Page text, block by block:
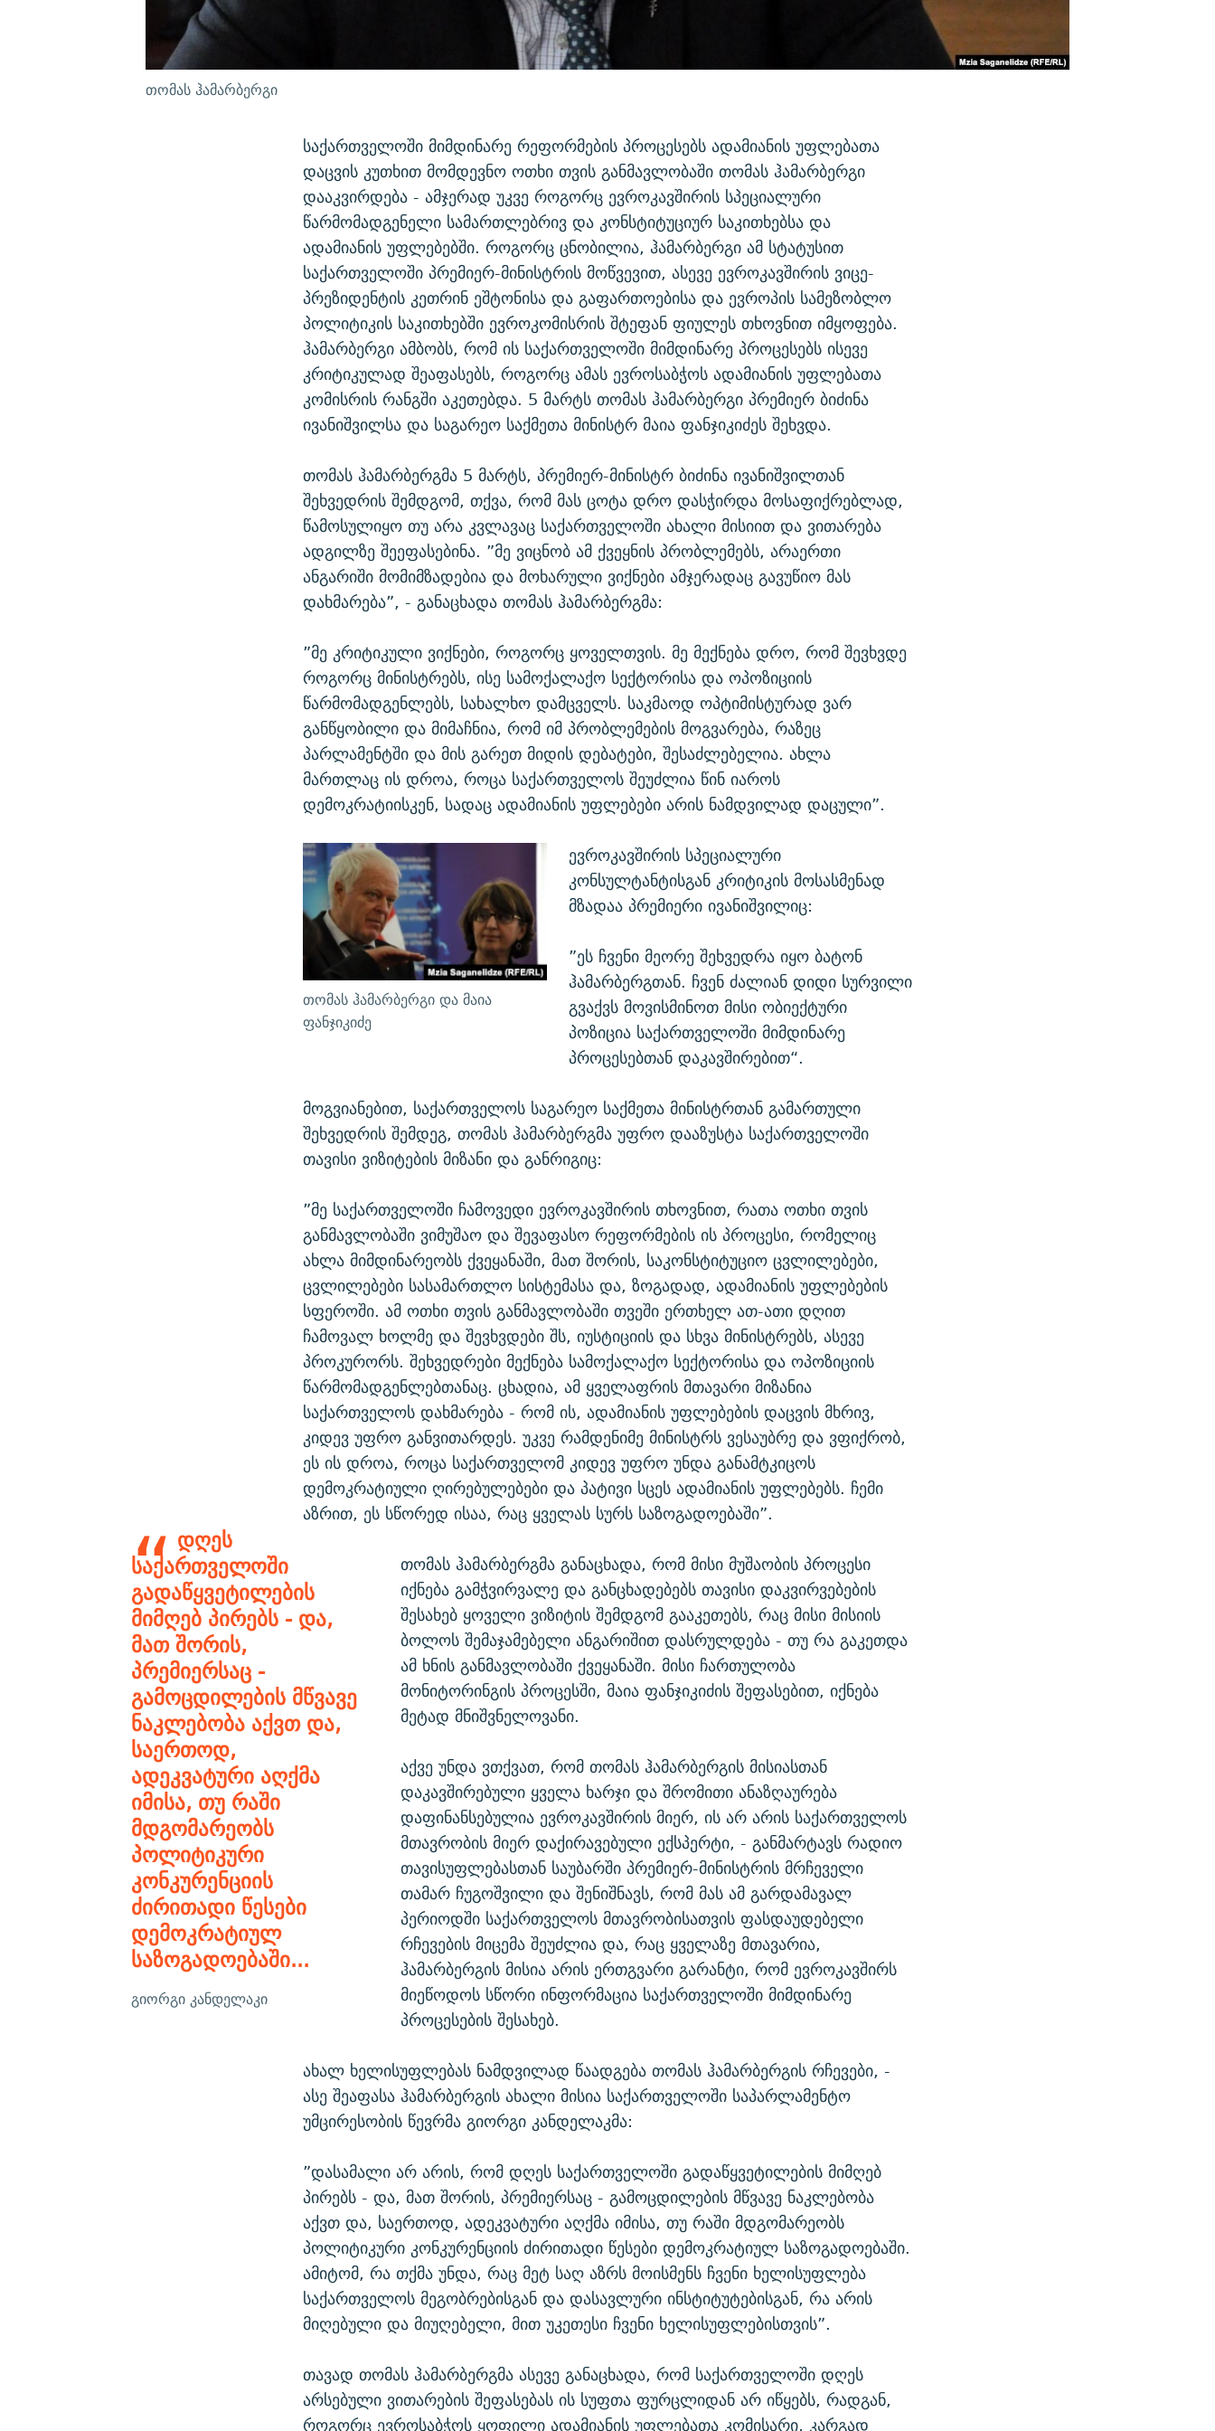
თომას ჰამარბერგი
საქართველოში მიმდინარე რეფორმების პროცესებს ადამიანის უფლებათა
დაცვის კუთხით მომდევნო ოთხი თვის განმავლობაში თომას ჰამარბერგი
დააკვირდება - ამჯერად უკვე როგორც ევროკავშირის სპეციალური
წარმომადგენელი სამართლებრივ და კონსტიტუციურ საკითხებსა და
ადამიანის უფლებებში. როგორც ცნობილია, ჰამარბერგი ამ სტატუსით
საქართველოში პრემიერ-მინისტრის მოწვევით, ასევე ევროკავშირის ვიცე-
პრეზიდენტის კეთრინ ეშტონისა და გაფართოებისა და ევროპის სამეზობლო
პოლიტიკის საკითხებში ევროკომისრის შტეფან ფიულეს თხოვნით იმყოფება.
ჰამარბერგი ამბობს, რომ ის საქართველოში მიმდინარე პროცესებს ისევე
კრიტიკულად შეაფასებს, როგორც ამას ევროსაბჭოს ადამიანის უფლებათა
კომისრის რანგში აკეთებდა. 5 მარტს თომას ჰამარბერგი პრემიერ ბიძინა
ივანიშვილსა და საგარეო საქმეთა მინისტრ მაია ფანჯიკიძეს შეხვდა.
თომას ჰამარბერგმა 5 მარტს, პრემიერ-მინისტრ ბიძინა ივანიშვილთან
შეხვედრის შემდგომ, თქვა, რომ მას ცოტა დრო დასჭირდა მოსაფიქრებლად,
წამოსულიყო თუ არა კვლავაც საქართველოში ახალი მისიით და ვითარება
ადგილზე შეეფასებინა. ”მე ვიცნობ ამ ქვეყნის პრობლემებს, არაერთი
ანგარიში მომიმზადებია და მოხარული ვიქნები ამჯერადაც გავუწიო მას
დახმარება”, - განაცხადა თომას ჰამარბერგმა:
”მე კრიტიკული ვიქნები, როგორც ყოველთვის. მე მექნება დრო, რომ შევხვდე
როგორც მინისტრებს, ისე სამოქალაქო სექტორისა და ოპოზიციის
წარმომადგენლებს, სახალხო დამცველს. საკმაოდ ოპტიმისტურად ვარ
განწყობილი და მიმაჩნია, რომ იმ პრობლემების მოგვარება, რაზეც
პარლამენტში და მის გარეთ მიდის დებატები, შესაძლებელია. ახლა
მართლაც ის დროა, როცა საქართველოს შეუძლია წინ იაროს
დემოკრატიისკენ, სადაც ადამიანის უფლებები არის ნამდვილად დაცული”.
თომას ჰამარბერგი და მაია
ფანჯიკიძე
ევროკავშირის სპეციალური
კონსულტანტისგან კრიტიკის მოსასმენად
მზადაა პრემიერი ივანიშვილიც:
”ეს ჩვენი მეორე შეხვედრა იყო ბატონ
ჰამარბერგთან. ჩვენ ძალიან დიდი სურვილი
გვაქვს მოვისმინოთ მისი ობიექტური
პოზიცია საქართველოში მიმდინარე
პროცესებთან დაკავშირებით“.
მოგვიანებით, საქართველოს საგარეო საქმეთა მინისტრთან გამართული
შეხვედრის შემდეგ, თომას ჰამარბერგმა უფრო დააზუსტა საქართველოში
თავისი ვიზიტების მიზანი და განრიგიც:
”მე საქართველოში ჩამოვედი ევროკავშირის თხოვნით, რათა ოთხი თვის
განმავლობაში ვიმუშაო და შევაფასო რეფორმების ის პროცესი, რომელიც
ახლა მიმდინარეობს ქვეყანაში, მათ შორის, საკონსტიტუციო ცვლილებები,
ცვლილებები სასამართლო სისტემასა და, ზოგადად, ადამიანის უფლებების
სფეროში. ამ ოთხი თვის განმავლობაში თვეში ერთხელ ათ-ათი დღით
ჩამოვალ ხოლმე და შევხვდები შს, იუსტიციის და სხვა მინისტრებს, ასევე
პროკურორს. შეხვედრები მექნება სამოქალაქო სექტორისა და ოპოზიციის
წარმომადგენლებთანაც. ცხადია, ამ ყველაფრის მთავარი მიზანია
საქართველოს დახმარება - რომ ის, ადამიანის უფლებების დაცვის მხრივ,
კიდევ უფრო განვითარდეს. უკვე რამდენიმე მინისტრს ვესაუბრე და ვფიქრობ,
ეს ის დროა, როცა საქართველომ კიდევ უფრო უნდა განამტკიცოს
დემოკრატიული ღირებულებები და პატივი სცეს ადამიანის უფლებებს. ჩემი
აზრით, ეს სწორედ ისაა, რაც ყველას სურს საზოგადოებაში”.
დღეს
საქართველოში
გადაწყვეტილების
მიმღებ პირებს - და,
მათ შორის,
პრემიერსაც -
გამოცდილების მწვავე
ნაკლებობა აქვთ და,
საერთოდ,
ადეკვატური აღქმა
იმისა, თუ რაში
მდგომარეობს
პოლიტიკური
კონკურენციის
ძირითადი წესები
დემოკრატიულ
საზოგადოებაში...
გიორგი კანდელაკი
თომას ჰამარბერგმა განაცხადა, რომ მისი მუშაობის პროცესი
იქნება გამჭვირვალე და განცხადებებს თავისი დაკვირვებების
შესახებ ყოველი ვიზიტის შემდგომ გააკეთებს, რაც მისი მისიის
ბოლოს შემაჯამებელი ანგარიშით დასრულდება - თუ რა გაკეთდა
ამ ხნის განმავლობაში ქვეყანაში. მისი ჩართულობა
მონიტორინგის პროცესში, მაია ფანჯიკიძის შეფასებით, იქნება
მეტად მნიშვნელოვანი.
აქვე უნდა ვთქვათ, რომ თომას ჰამარბერგის მისიასთან
დაკავშირებული ყველა ხარჯი და შრომითი ანაზღაურება
დაფინანსებულია ევროკავშირის მიერ, ის არ არის საქართველოს
მთავრობის მიერ დაქირავებული ექსპერტი, - განმარტავს რადიო
თავისუფლებასთან საუბარში პრემიერ-მინისტრის მრჩეველი
თამარ ჩუგოშვილი და შენიშნავს, რომ მას ამ გარდამავალ
პერიოდში საქართველოს მთავრობისათვის ფასდაუდებელი
რჩევების მიცემა შეუძლია და, რაც ყველაზე მთავარია,
ჰამარბერგის მისია არის ერთგვარი გარანტი, რომ ევროკავშირს
მიეწოდოს სწორი ინფორმაცია საქართველოში მიმდინარე
პროცესების შესახებ.
ახალ ხელისუფლებას ნამდვილად წაადგება თომას ჰამარბერგის რჩევები, -
ასე შეაფასა ჰამარბერგის ახალი მისია საქართველოში საპარლამენტო
უმცირესობის წევრმა გიორგი კანდელაკმა:
”დასამალი არ არის, რომ დღეს საქართველოში გადაწყვეტილების მიმღებ
პირებს - და, მათ შორის, პრემიერსაც - გამოცდილების მწვავე ნაკლებობა
აქვთ და, საერთოდ, ადეკვატური აღქმა იმისა, თუ რაში მდგომარეობს
პოლიტიკური კონკურენციის ძირითადი წესები დემოკრატიულ საზოგადოებაში.
ამიტომ, რა თქმა უნდა, რაც მეტ საღ აზრს მოისმენს ჩვენი ხელისუფლება
საქართველოს მეგობრებისგან და დასავლური ინსტიტუტებისგან, რა არის
მიღებული და მიუღებელი, მით უკეთესი ჩვენი ხელისუფლებისთვის”.
თავად თომას ჰამარბერგმა ასევე განაცხადა, რომ საქართველოში დღეს
არსებული ვითარების შეფასებას ის სუფთა ფურცლიდან არ იწყებს, რადგან,
როგორც ევროსაბჭოს ყოფილი ადამიანის უფლებათა კომისარი, კარგად